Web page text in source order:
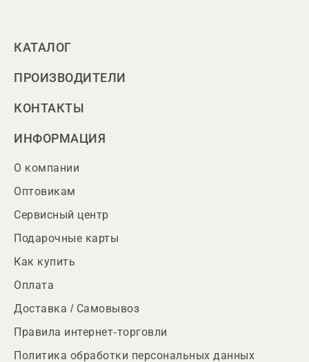
КАТАЛОГ
ПРОИЗВОДИТЕЛИ
КОНТАКТЫ
ИНФОРМАЦИЯ
О компании
Оптовикам
Сервисный центр
Подарочные карты
Как купить
Оплата
Доставка / Самовывоз
Правила интернет-торговли
Политика обработки персональных данных